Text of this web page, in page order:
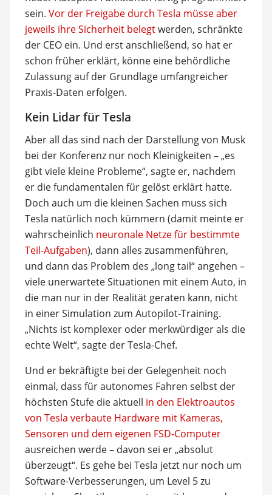
sein. Vor der Freigabe durch Tesla müsse aber
jeweils ihre Sicherheit belegtwerden, schränkte
der CEO ein. Und erst anschließend, so hat er
schon früher erklärt, könne eine behördliche
Zulassung auf der Grundlage umfangreicher
Praxis-Daten erfolgen.
Kein Lidar für Tesla
Aber all das sind nach der Darstellung von Musk
bei der Konferenz nur noch Kleinigkeiten – „es
gibt viele kleine Probleme“, sagte er, nachdem
er die fundamentalen für gelöst erklärt hatte.
Doch auch um die kleinen Sachen muss sich
Tesla natürlich noch kümmern (damit meinte er
wahrscheinlich neuronale Netze für bestimmte
Teil-Aufgaben), dann alles zusammenführen,
und dann das Problem des „long tail“ angehen –
viele unerwartete Situationen mit einem Auto, in
die man nur in der Realität geraten kann, nicht
in einer Simulation zum Autopilot-Training.
„Nichts ist komplexer oder merkwürdiger als die
echte Welt“, sagte der Tesla-Chef.
Und er bekräftigte bei der Gelegenheit noch
einmal, dass für autonomes Fahren selbst der
höchsten Stufe die aktuell in den Elektroautos
von Tesla verbaute Hardware mit Kameras,
Sensoren und dem eigenen FSD-Computer
ausreichen werde – davon sei er „absolut
überzeugt“. Es gehe bei Tesla jetzt nur noch um
Software-Verbesserungen, um Level 5 zu